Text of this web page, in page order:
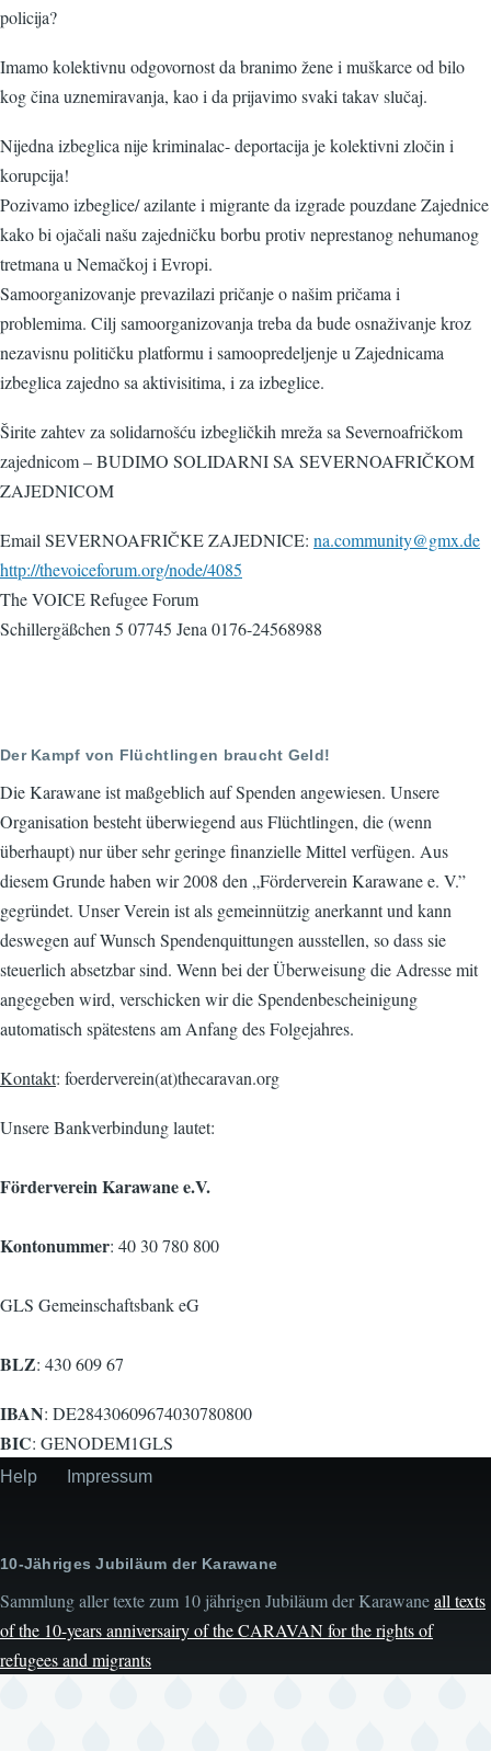
policija?
Imamo kolektivnu odgovornost da branimo žene i muškarce od bilo
kog čina uznemiravanja, kao i da prijavimo svaki takav slučaj.
Nijedna izbeglica nije kriminalac- deportacija je kolektivni zločin i
korupcija!
Pozivamo izbeglice/ azilante i migrante da izgrade pouzdane Zajednice
kako bi ojačali našu zajedničku borbu protiv neprestanog nehumanog
tretmana u Nemačkoj i Evropi.
Samoorganizovanje prevazilazi pričanje o našim pričama i
problemima. Cilj samoorganizovanja treba da bude osnaživanje kroz
nezavisnu političku platformu i samoopredeljenje u Zajednicama
izbeglica zajedno sa aktivisitima, i za izbeglice.
Širite zahtev za solidarnošću izbegličkih mreža sa Severnoafričkom
zajednicom – BUDIMO SOLIDARNI SA SEVERNOAFRIČKOM
ZAJEDNICOM
Email SEVERNOAFRIČKE ZAJEDNICE: na.community@gmx.de
http://thevoiceforum.org/node/4085
The VOICE Refugee Forum
Schillergäßchen 5 07745 Jena 0176-24568988
Der Kampf von Flüchtlingen braucht Geld!
Die Karawane ist maßgeblich auf Spenden angewiesen. Unsere
Organisation besteht überwiegend aus Flüchtlingen, die (wenn
überhaupt) nur über sehr geringe finanzielle Mittel verfügen. Aus
diesem Grunde haben wir 2008 den „Förderverein Karawane e. V.”
gegründet. Unser Verein ist als gemeinnützig anerkannt und kann
deswegen auf Wunsch Spendenquittungen ausstellen, so dass sie
steuerlich absetzbar sind. Wenn bei der Überweisung die Adresse mit
angegeben wird, verschicken wir die Spendenbescheinigung
automatisch spätestens am Anfang des Folgejahres.
Kontakt: foerderverein(at)thecaravan.org
Unsere Bankverbindung lautet:
Förderverein Karawane e.V.
Kontonummer: 40 30 780 800
GLS Gemeinschaftsbank eG
BLZ: 430 609 67
IBAN: DE28430609674030780800
BIC: GENODEM1GLS
Secondary
Help Impressum
10-Jähriges Jubiläum der Karawane
Sammlung aller texte zum 10 jährigen Jubiläum der Karawaneall texts
of the 10-years anniversairy of the CARAVAN for the rights of
refugees and migrants